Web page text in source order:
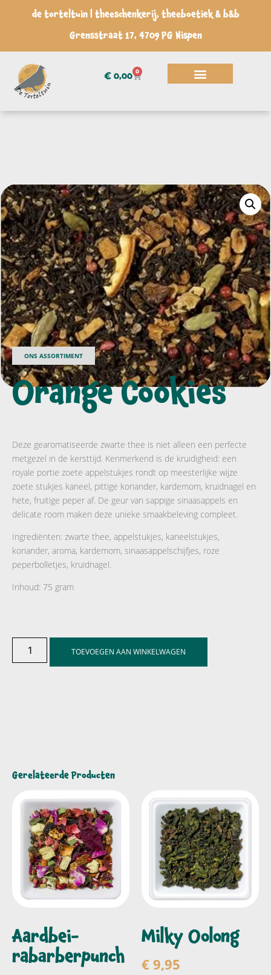
de torteltuin | theeschenkerij, theeboetiek & b&b
Grensstraat 17, 4709 PG Nispen
€0,00 0
ONS ASSORTIMENT
Orange Cookies
Deze gearomatiseerde zwarte thee is niet alleen een perfecte
metgezel in de kersttijd. Kenmerkend is de kruidigheid: een
royale portie zoete appelstukjes rondt op meesterlijke wijze
zoete stukjes kaneel, pittige koriander, kardemom, kruidnagel en
hete, fruitige peper af. De geur van sappige sinaasappels en
delicate room maken deze unieke smaakbeleving compleet.
Ingrediënten: zwarte thee, appelstukjes, kaneelstukjes,
koriander, aroma, kardemom, sinaasappelschijfjes, roze
peperbolletjes, kruidnagel.
Inhoud: 75 gram
TOEVOEGEN AAN WINKELWAGEN
Gerelateerde Producten
Aardbei-
rabarberpunch
Milky Oolong
€ 9,95